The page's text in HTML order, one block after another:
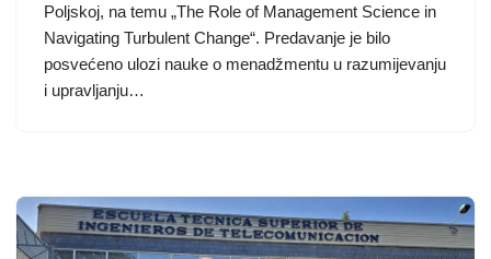
Poljskoj, na temu „The Role of Management Science in
Navigating Turbulent Change“. Predavanje je bilo
posvećeno ulozi nauke o menadžmentu u razumijevanju
i upravljanju…